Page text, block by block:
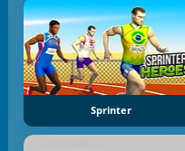
Sprinter